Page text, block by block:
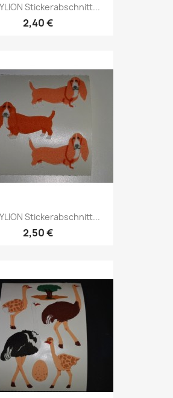
Stickerabschnitt...
2,40 €
Stickerabschnitt...
2,50 €